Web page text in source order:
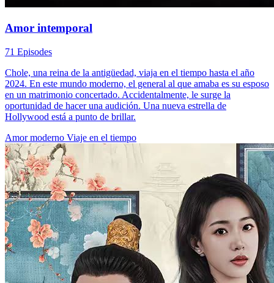
Amor intemporal
71 Episodes
Chole, una reina de la antigüedad, viaja en el tiempo hasta el año
2024. En este mundo moderno, el general al que amaba es su esposo
en un matrimonio concertado. Accidentalmente, le surge la
oportunidad de hacer una audición. Una nueva estrella de
Hollywood está a punto de brillar.
Amor moderno Viaje en el tiempo